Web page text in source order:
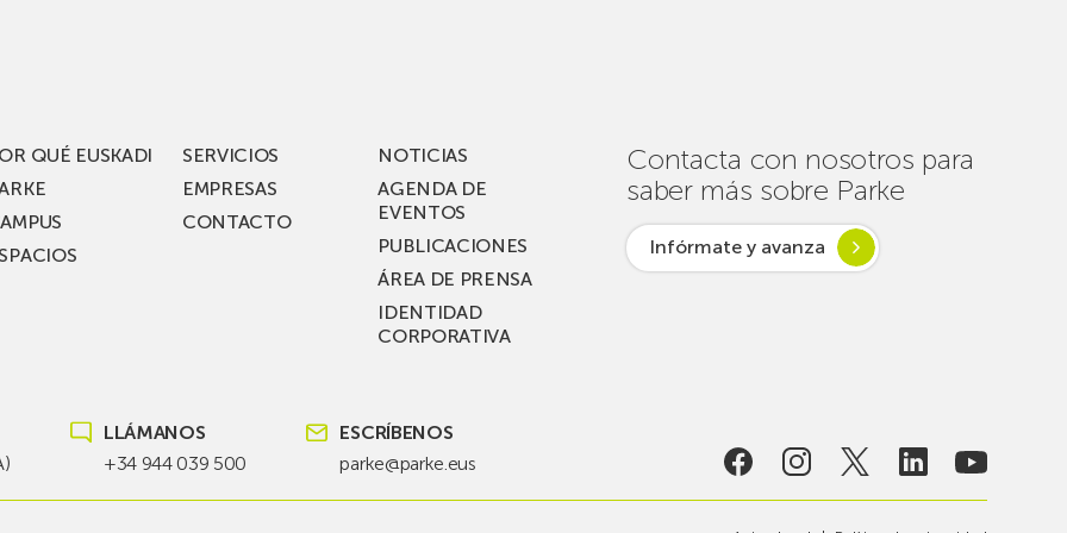
de su
inversión total de
36
millones, busca impulsar desde
las
redes
garantizar
la
conectividad
en
QUÉ EUSKADI
SERVICIOS
EMPRESAS
CONTACTO
NOTICIAS
AGENDA DE
EVENTOS
PUBLICACIONES
ÁREA DE PRENSA
IDENTIDAD
CORPORATIVA
Contacta con nosotros para
saber más sobre Parke
Infórmate y avanza
LLÁMANOS
+34 944 039 500
ESCRÍBENOS
parke@parke.eus